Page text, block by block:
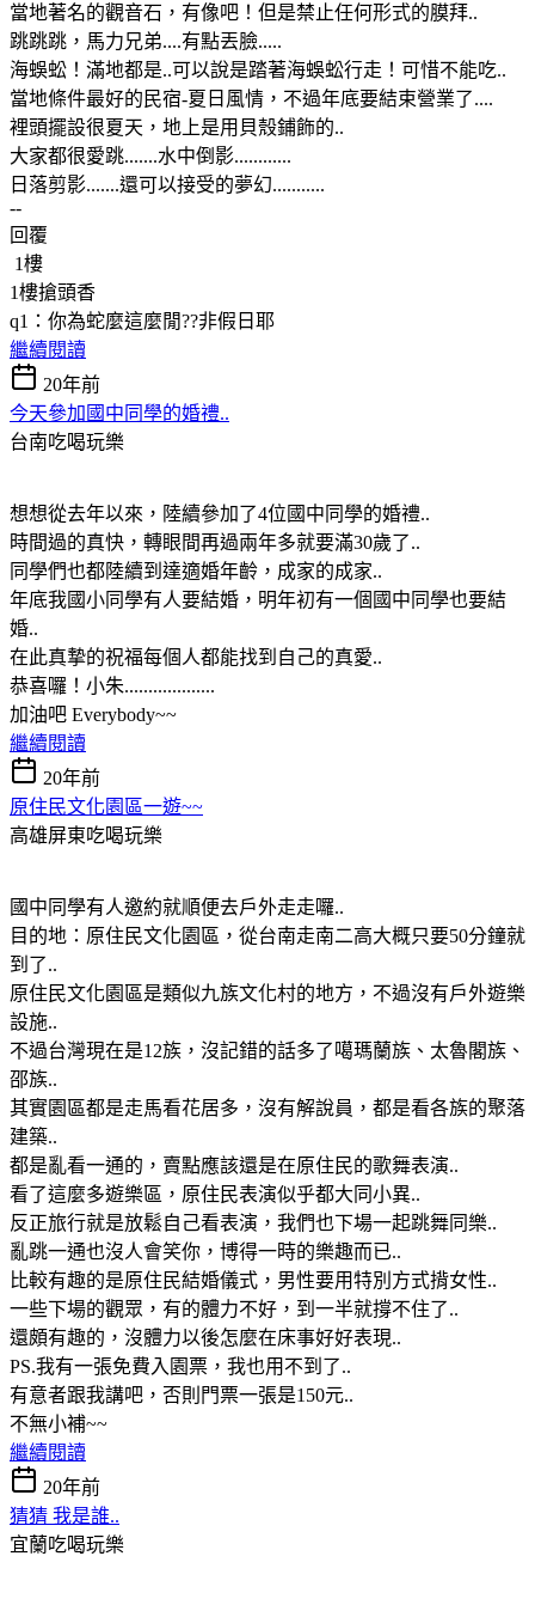
當地著名的觀音石，有像吧！但是禁止任何形式的膜拜..
跳跳跳，馬力兄弟....有點丟臉.....
海蜈蚣！滿地都是..可以說是踏著海蜈蚣行走！可惜不能吃..
當地條件最好的民宿-夏日風情，不過年底要結束營業了....
裡頭擺設很夏天，地上是用貝殼鋪飾的..
大家都很愛跳.......水中倒影............
日落剪影.......還可以接受的夢幻...........
--
回覆
1樓
1樓搶頭香
q1：你為蛇麼這麼閒??非假日耶
繼續閱讀
20年前
今天參加國中同學的婚禮..
台南吃喝玩樂
想想從去年以來，陸續參加了4位國中同學的婚禮..
時間過的真快，轉眼間再過兩年多就要滿30歲了..
同學們也都陸續到達適婚年齡，成家的成家..
年底我國小同學有人要結婚，明年初有一個國中同學也要結
婚..
在此真摯的祝福每個人都能找到自己的真愛..
恭喜囉！小朱...................
加油吧 Everybody~~
繼續閱讀
20年前
原住民文化園區一遊~~
高雄屏東吃喝玩樂
國中同學有人邀約就順便去戶外走走囉..
目的地：原住民文化園區，從台南走南二高大概只要50分鐘就
到了..
原住民文化園區是類似九族文化村的地方，不過沒有戶外遊樂
設施..
不過台灣現在是12族，沒記錯的話多了噶瑪蘭族、太魯閣族、
邵族..
其實園區都是走馬看花居多，沒有解說員，都是看各族的聚落
建築..
都是亂看一通的，賣點應該還是在原住民的歌舞表演..
看了這麼多遊樂區，原住民表演似乎都大同小異..
反正旅行就是放鬆自己看表演，我們也下場一起跳舞同樂..
亂跳一通也沒人會笑你，博得一時的樂趣而已..
比較有趣的是原住民結婚儀式，男性要用特別方式揹女性..
一些下場的觀眾，有的體力不好，到一半就撐不住了..
還頗有趣的，沒體力以後怎麼在床事好好表現..
PS.我有一張免費入園票，我也用不到了..
有意者跟我講吧，否則門票一張是150元..
不無小補~~
繼續閱讀
20年前
猜猜 我是誰..
宜蘭吃喝玩樂